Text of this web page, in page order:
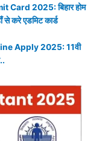
2025: बिहार होम
से करे एडमिट कार्ड
Apply 2025: 11वी